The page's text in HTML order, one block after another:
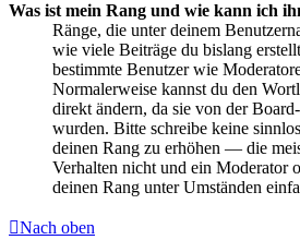
Was ist mein Rang und wie kann ich
Ränge, die unter deinem
wie viele Beiträge du bislang
bestimmte Benutzer wie
Normalerweise kannst du den
direkt ändern, da sie von der
wurden. Bitte schreibe keine
deinen Rang zu erhöhen — die
Verhalten nicht und ein Moderator
deinen Rang unter Umständen
Nach oben